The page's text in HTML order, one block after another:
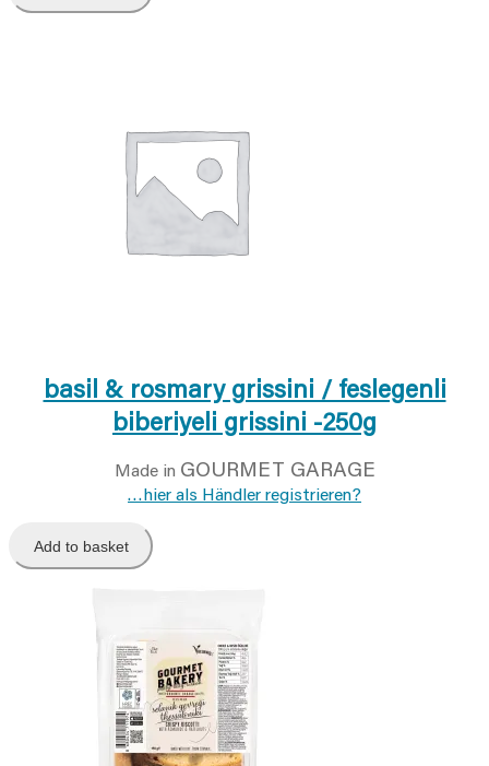
basil & rosmary grissini / feslegenli
biberiyeli grissini -250g
Made in GOURMET GARAGE
…hier als Händler registrieren?
Add to basket